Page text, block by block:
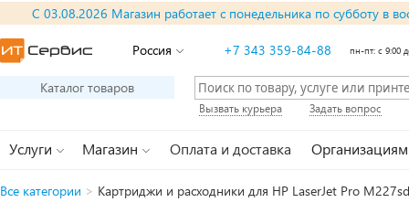
С 03.08.2026 Магазин работает с понедельника по субботу в
Россия +7 343 359-84-88 пн-пт: с 9:00
Каталог товаров
Вызвать курьера Задать вопрос
Услуги Магазин Оплата и доставка Организациям
Все категории > Картриджи и расходники для HP LaserJet Pro